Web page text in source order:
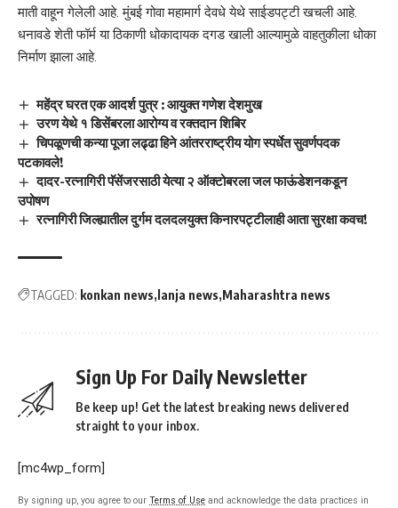
माती वाहून गेलेली आहे. मुंबई गोवा महामार्ग देवधे येथे साईडपट्टी खचली आहे.
धनावडे शेती फॉर्म या ठिकाणी धोकादायक दगड खाली आल्यामुळे वाहतुकीला धोका
निर्माण झाला आहे.
महेंद्र घरत एक आदर्श पुत्र : आयुक्त गणेश देशमुख
उरण येथे १ डिसेंबरला आरोग्य व रक्तदान शिबिर
चिपळूणची कन्या पूजा लढ्ढा हिने आंतरराष्ट्रीय योग स्पर्धेत सुवर्णपदक
पटकावले!
दादर-रत्नागिरी पॅसेंजरसाठी येत्या २ ऑक्टोबरला जल फाऊंडेशनकडून
उपोषण
रत्नागिरी जिल्ह्यातील दुर्गम दलदलयुक्त किनारपट्टीलाही आता सुरक्षा कवच!
TAGGED: konkan news lanja news Maharashtra news
Sign Up For Daily Newsletter
Be keep up! Get the latest breaking news delivered
straight to your inbox.
[mc4wp_form]
By signing up, you agree to our Terms of Use and acknowledge the data practices in